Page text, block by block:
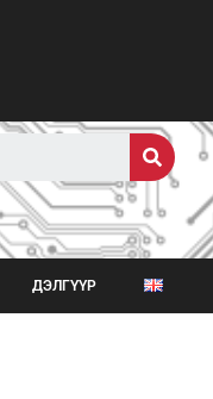
ДЭЛГҮҮР